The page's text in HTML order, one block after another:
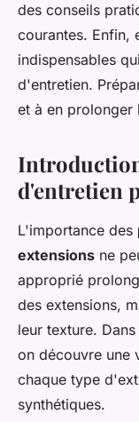
des conseils
courantes. Enfin,
indispensables
d'entretien.
et à en prolonger
d'entretien
L'importance des
extensions ne
approprié
des extensions,
leur texture. Dans
on découvre une
chaque type
synthétiques.